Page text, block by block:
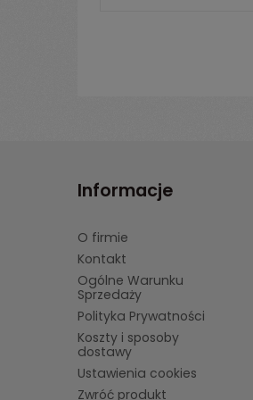
Informacje
O firmie
Kontakt
Ogólne Warunku
Sprzedaży
Polityka Prywatności
Koszty i sposoby
dostawy
Ustawienia cookies
Zwróć produkt